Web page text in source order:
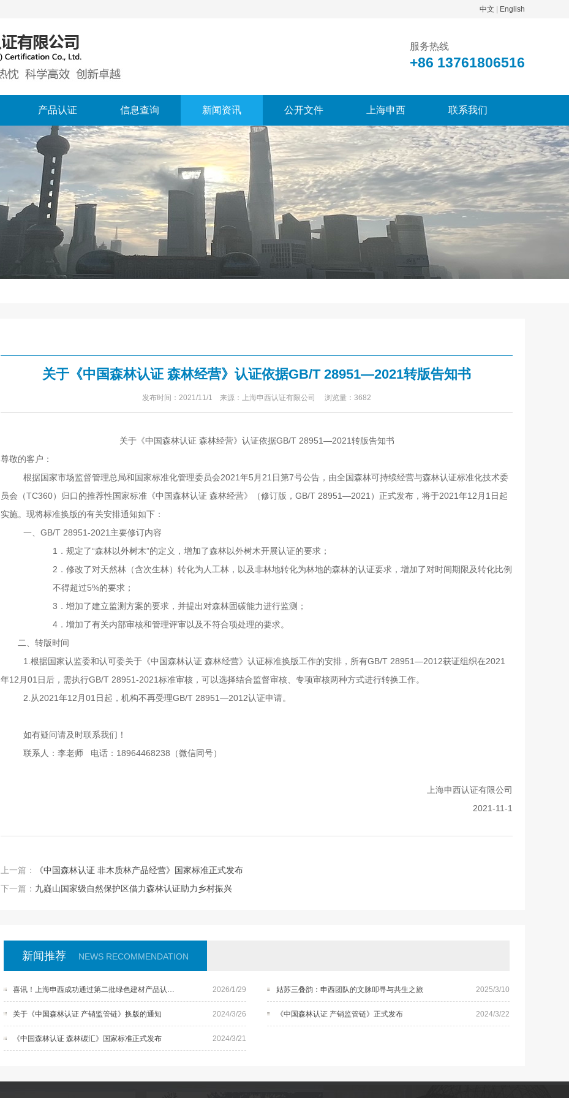
中文 English
服务热线
+86 13761806516
产品认证 信息查询 新闻资讯 公开文件 上海申西 联系我们
关于《中国森林认证 森林经营》认证依据GB/T 28951—2021转版告知书
发布时间：2021/11/1 来源：上海申西认证有限公司 浏览量：3682
关于《中国森林认证 森林经营》认证依据GB/T 28951—2021转版告知书
尊敬的客户：
根据国家市场监督管理总局和国家标准化管理委员会2021年5 月 21 日第7号公告，由全国森林可持续经营与森林认证标准化技术委
员会（TC360）归口的推荐性国家标准《中国森林认证 森林经营》（修订版， GB/T 28951—2021 ）正式发布，将于2021年12 月 1 日起
实施。现将标准换版的有关安排通知如下：
一、GB/T 28951-2021 主要修订内容
1．规定了“森林以外树木”的定义，增加了森林以外树木开展认证的要求；
2 ．修改了对天然林（含次生林）转化为人工林，以及非林地转化为林地的森林的认证要求，增加了对时间期限及转化比例
不得超过5%的要求；
3 ．增加了建立监测方案的要求，并提出对森林固碳能力进行监测；
4 ．增加了有关内部审核和管理评审以及不符合项处理的要求。
二、转版时间
1.根据国家认监委和认可委关于《中国森林认证 森林经营》认证标准换版工作的安排，所有GB/T 28951—2012获证组织在2021
年12 月01 日后，需执行GB/T 28951-2021标准审核，可以选择结合监督审核、专项审核两种方式进行转换工作。
2.从2021年12 月01 日起，机构不再受理GB/T 28951—2012认证申请。
如有疑问请及时联系我们！
联系人：李老师
电话： 18964468238 （微信同号）
上海申西认证有限公司
2021-11-1
上一篇：
《中国森林认证 非木质林产品经营》国家标准正式发布
下一篇： 九嶷山国家级自然保护区借力森林认证助力乡村振兴
新闻推荐 NEWS RECOMMENDATION
喜讯！上海申西成功通过第二批绿色建材产品认证机构检测能力确认！ 2026/1/29 姑苏三叠韵：申西团队的文脉叩寻与共生之旅 2025/3/10
关于《中国森林认证 产销监管链》换版的通知 2024/3/26 《中国森林认证 产销监管链》正式发布 2024/3/22
《中国森林认证 森林碳汇》国家标准正式发布 2024/3/21